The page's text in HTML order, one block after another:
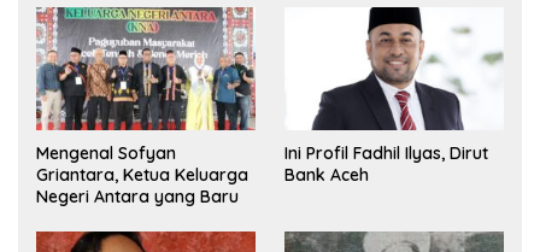
Mengenal Sofyan
Griantara, Ketua Keluarga
Negeri Antara yang Baru
Ini Profil Fadhil Ilyas, Dirut
Bank Aceh